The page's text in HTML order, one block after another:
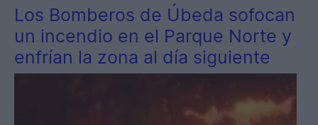
Los Bomberos de Úbeda sofocan
un incendio en el Parque Norte y
enfrían la zona al día siguiente